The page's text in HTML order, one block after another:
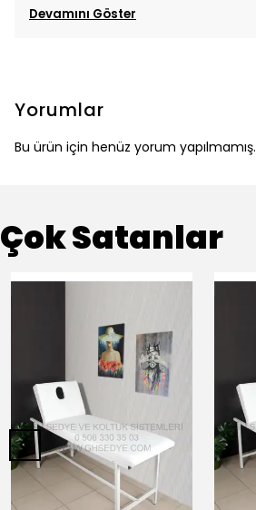
Devamını Göster
Yorumlar
Bu ürün için henüz yorum yapılmamış.
Çok Satanlar